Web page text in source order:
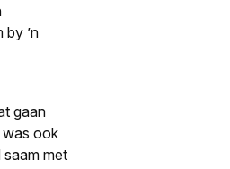
’n
gaan
was ook
saam met